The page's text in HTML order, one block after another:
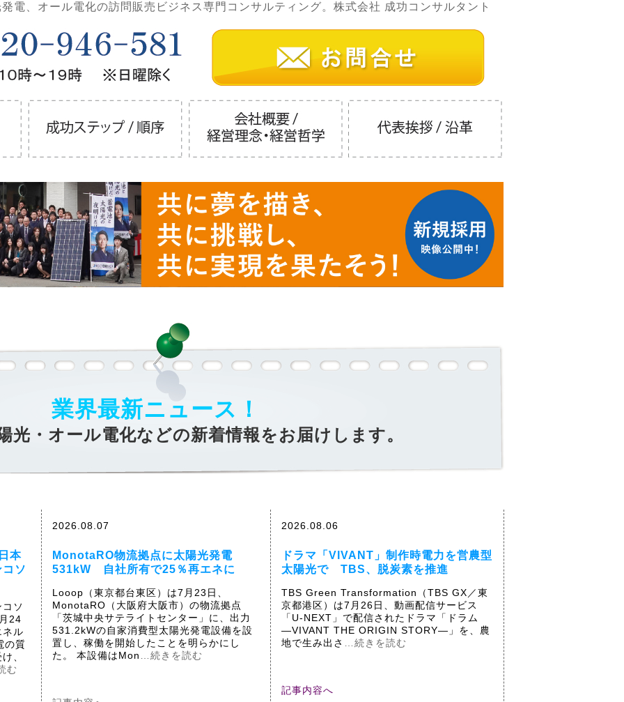
電、オール電化の訪問販売ビジネス専門コンサルティング。株式会社 成功コンサルタント
業界最新ニュース！
光・オール電化などの新着情報をお届けします。
本
ソ
ソ
24
ネル
の質
、
む
2026.08.07
MonotaRO物流拠点に太陽光発電
531kW 自社所有で25％再エネに
Looop（東京都台東区）は7月23日、
MonotaRO（大阪府大阪市）の物流拠点
「茨城中央サテライトセンター」に、出力
531.2kWの自家消費型太陽光発電設備を設
置し、稼働を開始したことを明らかにし
た。 本設備はMon
…続きを読む
2026.08.06
ドラマ「VIVANT」制作時電力を営農型
太陽光で TBS、脱炭素を推進
TBS Green Transformation（TBS GX／東
京都港区）は7月26日、動画配信サービス
「U-NEXT」で配信されたドラマ「ドラム
―VIVANT THE ORIGIN STORY―」を、農
地で生み出さ
…続きを読む
記事内容へ